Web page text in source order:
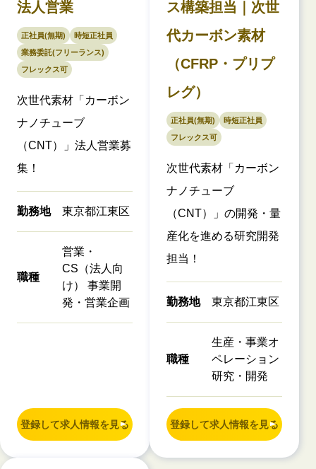
法人営業
正社員(無期)
時短正社員
業務委託(フリーランス)
フレックス可
次世代素材「カーボン
ナノチューブ
（CNT）」法人営業募
集！
勤務地 東京都江東区
職種
営業・
CS（法人向
け） 事業開
発・営業企画
登録して求人情報を見る
ス構築担当｜次世
代カーボン素材
（CFRP・プリプ
レグ）
正社員(無期)
時短正社員
フレックス可
次世代素材「カーボン
ナノチューブ
（CNT）」の開発・量
産化を進める研究開発
担当！
勤務地 東京都江東区
職種
生産・事業オ
ペレーション
研究・開発
登録して求人情報を見る